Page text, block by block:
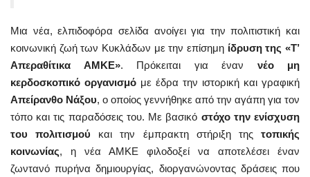
Μια νέα, ελπιδοφόρα σελίδα ανοίγει για την πολιτιστική και
κοινωνική ζωή των Κυκλάδων με την επίσημη ίδρυση της «Τ’
Απεραθίτικα ΑΜΚΕ». Πρόκειται για έναν νέο μη
κερδοσκοπικό οργανισμό με έδρα την ιστορική και γραφική
Απείρανθο Νάξου, ο οποίος γεννήθηκε από την αγάπη για τον
τόπο και τις παραδόσεις του. Με βασικό στόχο την ενίσχυση
του πολιτισμού και την έμπρακτη στήριξη τηςτοπικής
κοινωνίας, η νέα ΑΜΚΕ φιλοδοξεί να αποτελέσει έναν
ζωντανό πυρήνα δημιουργίας, διοργανώνοντας δράσεις που